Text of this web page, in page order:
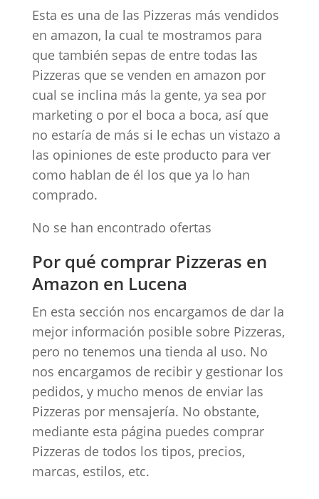
Esta es una de las Pizzeras más vendidos
en amazon, la cual te mostramos para
que también sepas de entre todas las
Pizzeras que se venden en amazon por
cual se inclina más la gente, ya sea por
marketing o por el boca a boca, así que
no estaría de más si le echas un vistazo a
las opiniones de este producto para ver
como hablan de él los que ya lo han
comprado.
No se han encontrado ofertas
Por qué comprar Pizzeras en
Amazon en Lucena
En esta sección nos encargamos de dar la
mejor información posible sobre Pizzeras,
pero no tenemos una tienda al uso. No
nos encargamos de recibir y gestionar los
pedidos, y mucho menos de enviar las
Pizzeras por mensajería. No obstante,
mediante esta página puedes comprar
Pizzeras de todos los tipos, precios,
marcas, estilos, etc.